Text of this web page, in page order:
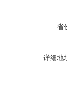
省
详细地